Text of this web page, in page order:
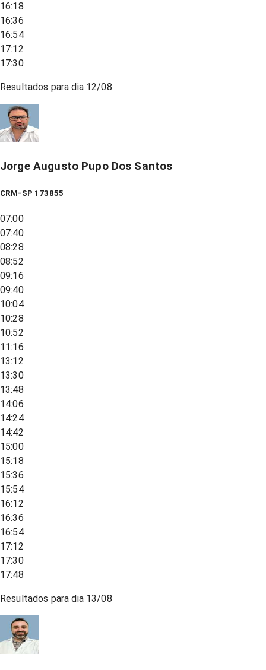
16:18
16:36
16:54
17:12
17:30
Resultados para dia 12/08
Jorge Augusto Pupo Dos Santos
CRM-SP 173855
07:00
07:40
08:28
08:52
09:16
09:40
10:04
10:28
10:52
11:16
13:12
13:30
13:48
14:06
14:24
14:42
15:00
15:18
15:36
15:54
16:12
16:36
16:54
17:12
17:30
17:48
Resultados para dia 13/08